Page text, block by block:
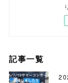
記事一覧